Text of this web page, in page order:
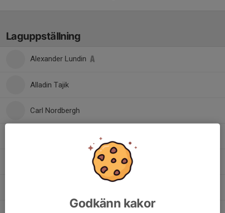
Laguppställning
Alexander Lundin
Alladin Tajik
Carl Nordbergh
Godkänn kakor